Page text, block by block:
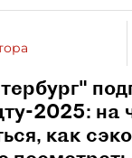
2025: на
как